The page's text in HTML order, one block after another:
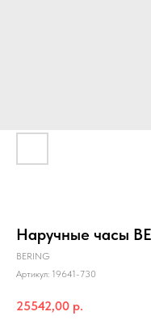
Наручные часы
BERING
Артикул: 19641-730
25542,00 р.